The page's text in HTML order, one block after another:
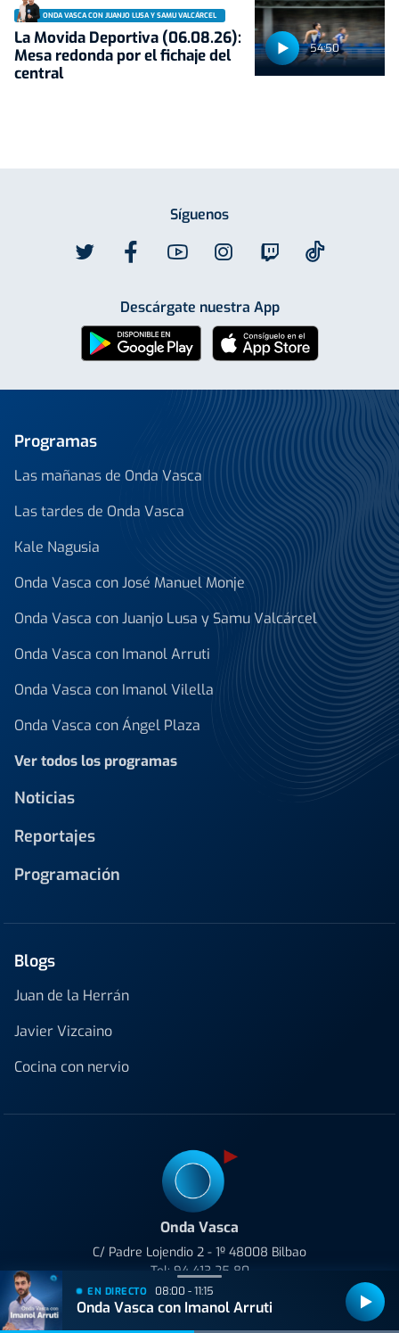
54:50
ONDA VASCA CON JUANJO LUSA Y SAMU VALCÁRCEL
La Movida Deportiva (06.08.26):
Mesa redonda por el fichaje del
central
Síguenos
Descárgate nuestra App
Programas
Las mañanas de Onda Vasca
Las tardes de Onda Vasca
Kale Nagusia
Onda Vasca con José Manuel Monje
Onda Vasca con Juanjo Lusa y Samu Valcárcel
Onda Vasca con Imanol Arruti
Onda Vasca con Imanol Vilella
Onda Vasca con Ángel Plaza
Ver todos los programas
Noticias
Reportajes
Programación
Blogs
Juan de la Herrán
Javier Vizcaino
Cocina con nervio
Onda Vasca
C/ Padre Lojendio 2 - 1º 48008 Bilbao
Tel: 94 413 25 80
Avenida de Tolosa 23-25 20018 Donostia
EN DIRECTO 08:00 - 11:15
Onda Vasca con Imanol Arruti